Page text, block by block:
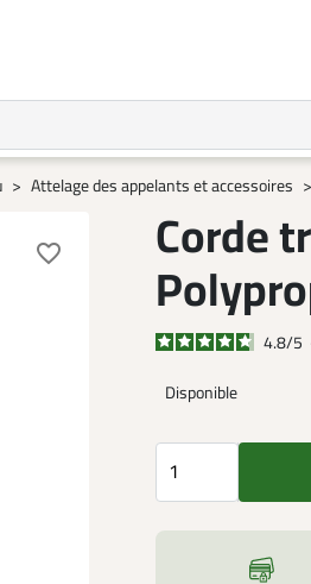
Attelage des appelants et accessoires
favorite_border Corde
4.8/5
Disponible